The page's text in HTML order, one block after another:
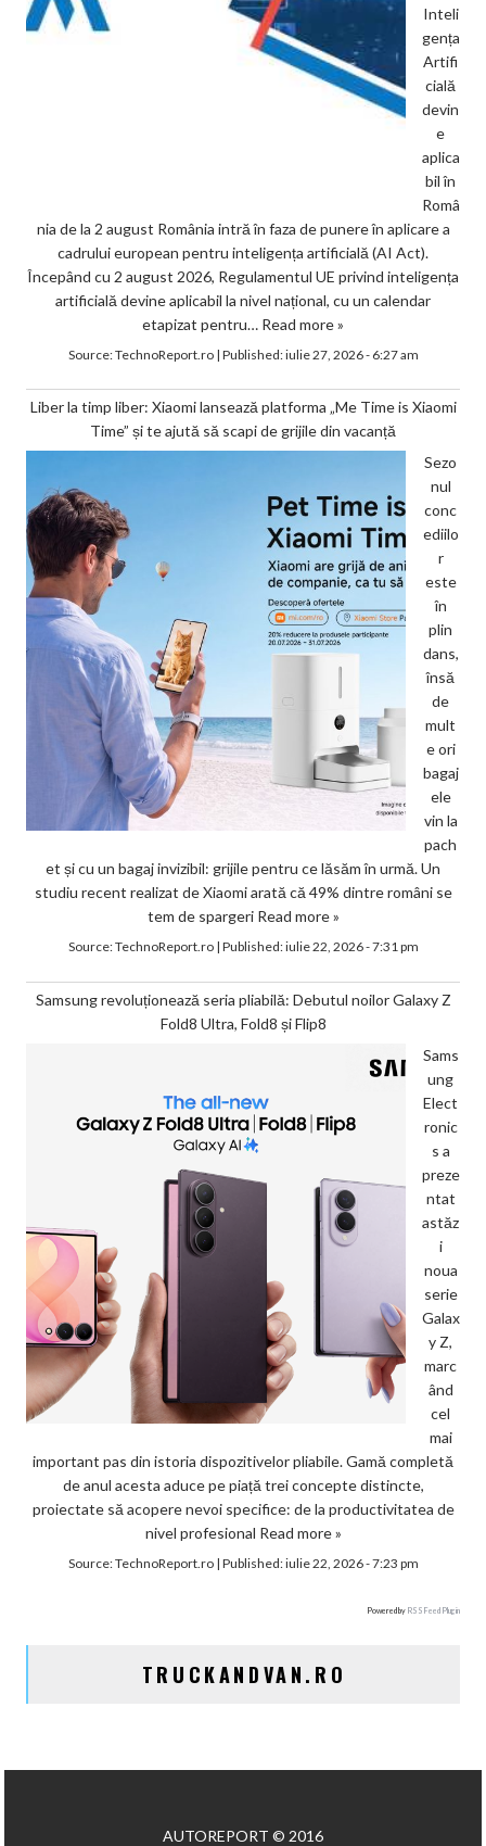
Inteli
gența
Artifi
cială
devin
e
aplica
bil în
Româ
nia de la 2 august România intră în faza de punere în aplicare a
cadrului european pentru inteligența artificială (AI Act).
Începând cu 2 august 2026, Regulamentul UE privind inteligența
artificială devine aplicabil la nivel național, cu un calendar
etapizat pentru… Read more »
Source:TechnoReport.ro| Published:iulie 27, 2026 - 6:27 am
Liber la timp liber: Xiaomi lansează platforma „Me Time is Xiaomi
Time” și te ajută să scapi de grijile din vacanță
Sezo
nul
conc
ediilo
r
este
în
plin
dans,
însă
de
mult
e ori
bagaj
ele
vin la
pach
et și cu un bagaj invizibil: grijile pentru ce lăsăm în urmă. Un
studiu recent realizat de Xiaomi arată că 49% dintre români se
tem de spargeri Read more »
Source:TechnoReport.ro| Published:iulie 22, 2026 - 7:31 pm
Samsung revoluționează seria pliabilă: Debutul noilor Galaxy Z
Fold8 Ultra, Fold8 și Flip8
Sams
ung
Elect
ronic
s a
preze
ntat
astăz
i
noua
serie
Galax
y Z,
marc
ând
cel
mai
important pas din istoria dispozitivelor pliabile. Gamă completă
de anul acesta aduce pe piață trei concepte distincte,
proiectate să acopere nevoi specifice: de la productivitatea de
nivel profesional Read more »
Source:TechnoReport.ro| Published:iulie 22, 2026 - 7:23 pm
Powered by RSS Feed Plugin
TRUCKANDVAN.RO
AUTOREPORT © 2016